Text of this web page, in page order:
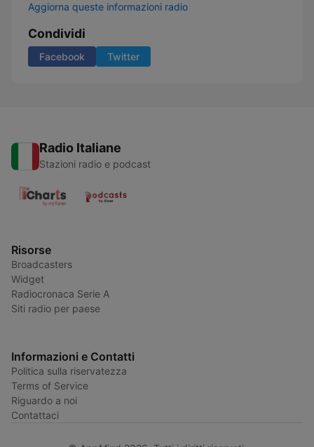
Aggiorna queste informazioni radio
Condividi
Facebook Twitter
Radio Italiane
Stazioni radio e podcast
Risorse
Broadcasters
Widget
Radiocronaca Serie A
Siti radio per paese
Informazioni e Contatti
Politica sulla riservatezza
Terms of Service
Riguardo a noi
Contattaci